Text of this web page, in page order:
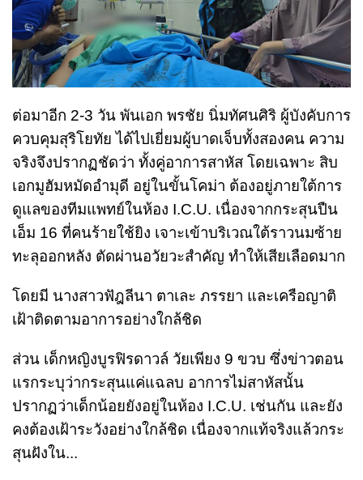
ต่อมาอีก 2-3 วัน พันเอก พรชัย นิ่มทัศนศิริ ผู้บังคับการ
ควบคุมสุริโยทัย ได้ไปเยี่ยมผู้บาดเจ็บทั้งสองคน ความ
จริงจึงปรากฏชัดว่า ทั้งคู่อาการสาหัส โดยเฉพาะ สิบ
เอกมูฮัมหมัดอำมุดี อยู่ในขั้นโคม่า ต้องอยู่ภายใต้การ
ดูแลของทีมแพทย์ในห้อง I.C.U. เนื่องจากกระสุนปืน
เอ็ม 16 ที่คนร้ายใช้ยิง เจาะเข้าบริเวณใต้ราวนมซ้าย
ทะลุออกหลัง ตัดผ่านอวัยวะสำคัญ ทำให้เสียเลือดมาก
โดยมี นางสาวฟัฎลีนา ตาเละ ภรรยา และเครือญาติ
เฝ้าติดตามอาการอย่างใกล้ชิด
ส่วน เด็กหญิงบูรฟิรดาวล์ วัยเพียง 9 ขวบ ซึ่งข่าวตอน
แรกระบุว่ากระสุนแค่แฉลบ อาการไม่สาหัสนั้น
ปรากฏว่าเด็กน้อยยังอยู่ในห้อง I.C.U. เช่นกัน และยัง
คงต้องเฝ้าระวังอย่างใกล้ชิด เนื่องจากแท้จริงแล้วกระ
สุนฝังใน...